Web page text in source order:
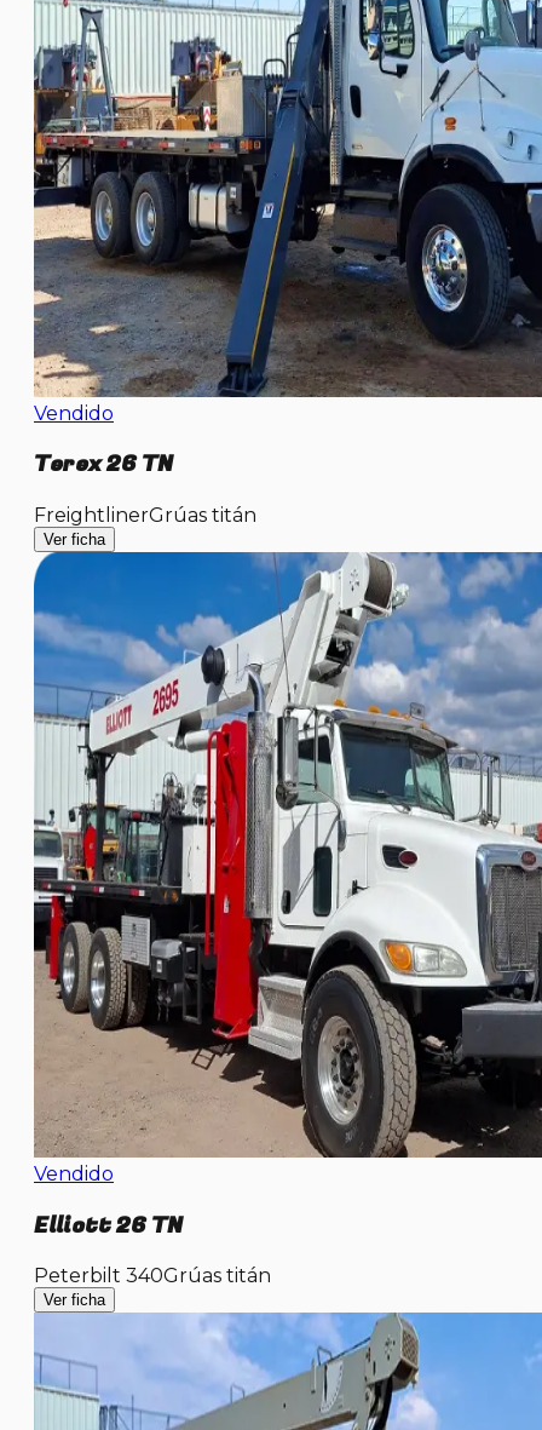
Vendido
Terex 26 TN
FreightlinerGrúas titán
Ver ficha
Vendido
Elliott 26 TN
Peterbilt 340Grúas titán
Ver ficha